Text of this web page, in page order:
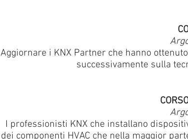
Aggiornare i KNX Partner che hanno
successivamente sulla
I professionisti KNX che installano
dei componenti HVAC che nella maggior